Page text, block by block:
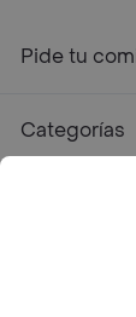
Pide tu
Categorías